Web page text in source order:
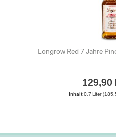
Longrow Red 7 Jahre
129,90
Inhalt 0.7 Liter